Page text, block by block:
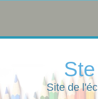
Site de